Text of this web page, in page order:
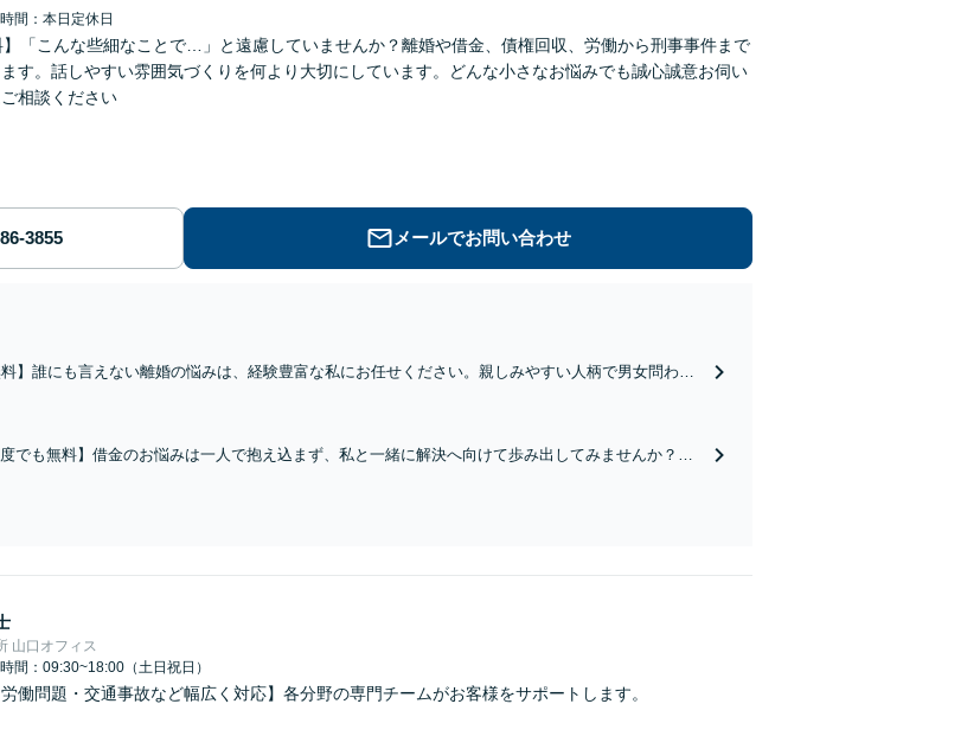
間：本日定休日
】「こんな些細なことで…」と遠慮していませんか？離婚や借金、債権回収、労働から刑事事件まで
す。話しやすい雰囲気づくりを何より大切にしています。どんな小さなお悩みでも誠心誠意お伺い
相談ください
メールでお問い合わせ
料】誰にも言えない離婚の悩みは、経験豊富な私にお任せください。親しみやすい人柄で男女問わず
度でも無料】借金のお悩みは一人で抱え込まず、私と一緒に解決へ向けて歩み出してみませんか？親
山口オフィス
間：09:30~18:00（土日祝日）
労働問題・交通事故など幅広く対応】各分野の専門チームがお客様をサポートします。